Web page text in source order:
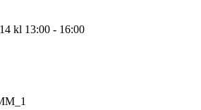
kl 13:00 - 16:00